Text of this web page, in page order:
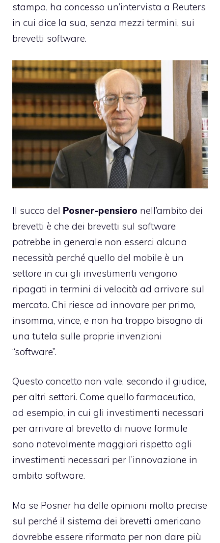
stampa, ha concesso un’intervista a Reuters
in cui dice la sua, senza mezzi termini, sui
brevetti software.
Il succo del Posner-pensiero nell’ambito dei
brevetti è che dei brevetti sul software
potrebbe in generale non esserci alcuna
necessità perché quello del mobile è un
settore in cui gli investimenti vengono
ripagati in termini di velocità ad arrivare sul
mercato. Chi riesce ad innovare per primo,
insomma, vince, e non ha troppo bisogno di
una tutela sulle proprie invenzioni
“software”.
Questo concetto non vale, secondo il giudice,
per altri settori. Come quello farmaceutico,
ad esempio, in cui gli investimenti necessari
per arrivare al brevetto di nuove formule
sono notevolmente maggiori rispetto agli
investimenti necessari per l’innovazione in
ambito software.
Ma se Posner ha delle opinioni molto precise
sul perché il sistema dei brevetti americano
dovrebbe essere riformato per non dare più